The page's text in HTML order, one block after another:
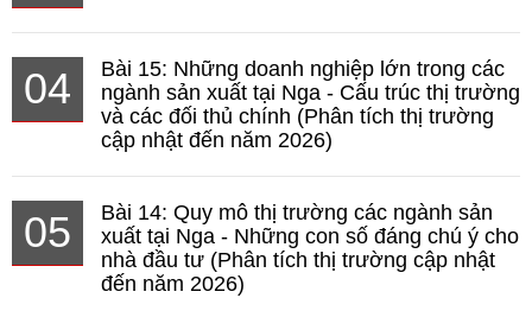
04
Bài 15: Những doanh nghiệp lớn trong các
ngành sản xuất tại Nga - Cấu trúc thị trường
và các đối thủ chính (Phân tích thị trường
cập nhật đến năm 2026)
05
Bài 14: Quy mô thị trường các ngành sản
xuất tại Nga - Những con số đáng chú ý cho
nhà đầu tư (Phân tích thị trường cập nhật
đến năm 2026)